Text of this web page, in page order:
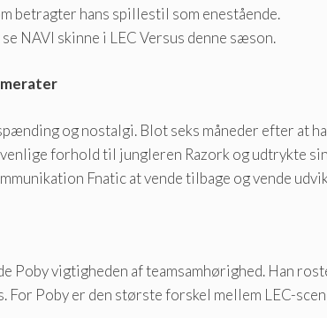
betragter hans spillestil som enestående.
NAVI skinne i LEC Versus denne sæson.
og nostalgi. Blot seks måneder efter at
forhold til jungleren Razork og udtrykte
Fnatic at vende tilbage og vende
vigtigheden af ​​teamsamhørighed. Han
Poby er den største forskel mellem LEC-